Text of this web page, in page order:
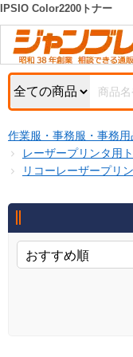
カテゴリ
お知らせ
特集・キ
初めての
お問い合
新規登録
キーワード検索
検索条件
商品カテゴリから選ぶ
商品ステータスで絞る
キャンペーン
IPSIO Color2200トナー
作業服・事務服・事務
レーザープリンタ用
リコーレーザープリ